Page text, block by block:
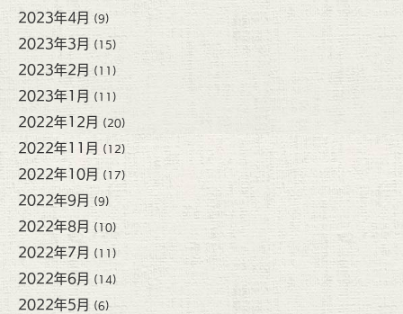
2023年4月 (9)
2023年3月 (15)
2023年2月 (11)
2023年1月 (11)
2022年12月 (20)
2022年11月 (12)
2022年10月 (17)
2022年9月 (9)
2022年8月 (10)
2022年7月 (11)
2022年6月 (14)
2022年5月 (6)